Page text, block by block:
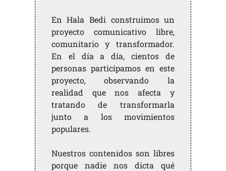
En Hala Bedi construimos un
proyecto comunicativo libre,
comunitario y transformador.
En el día a día, cientos de
personas participamos en este
proyecto, observando la
realidad que nos afecta y
tratando de transformarla
junto a los movimientos
populares.
Nuestros contenidos son libres
porque nadie nos dicta qué